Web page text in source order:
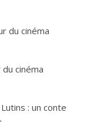
du cinéma
cinéma
: un conte